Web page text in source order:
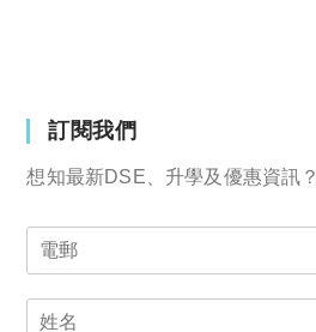
訂閱我們
想知最新DSE、升學及優惠資訊？